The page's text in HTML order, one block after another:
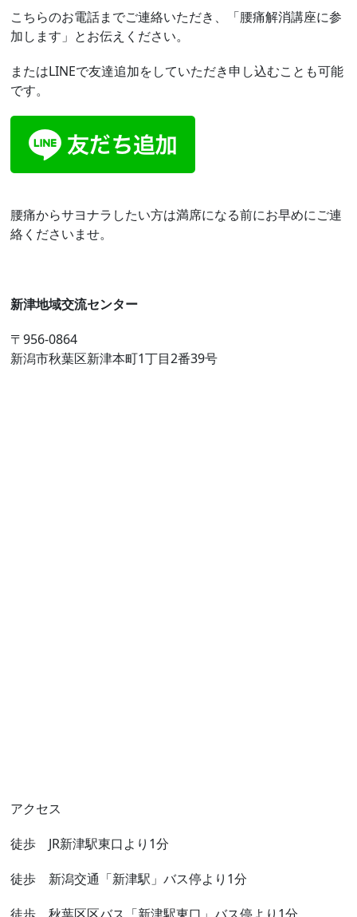
こちらのお電話までご連絡いただき、「腰痛解消講座に参
加します」とお伝えください。
またはLINEで友達追加をしていただき申し込むことも可能
です。
腰痛からサヨナラしたい方は満席になる前にお早めにご連
絡くださいませ。
新津地域交流センター
〒956-0864
新潟市秋葉区新津本町1丁目2番39号
アクセス
徒歩 JR新津駅東口より1分
徒歩 新潟交通「新津駅」バス停より1分